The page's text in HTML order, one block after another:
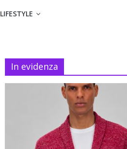
LIFESTYLE
In evidenza